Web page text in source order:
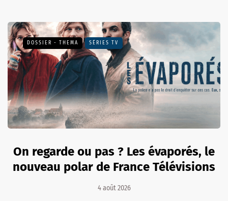
DOSSIER - THEMA SÉRIES TV
On regarde ou pas ? Les évaporés, le
nouveau polar de France Télévisions
4 août 2026